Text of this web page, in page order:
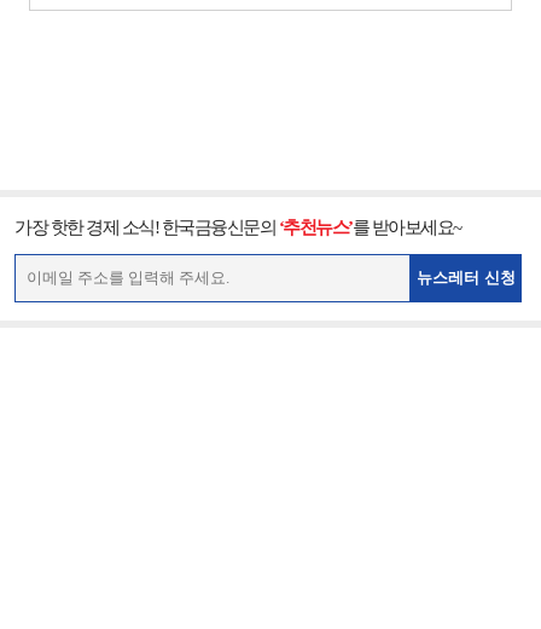
가장 핫한 경제 소식! 한국금융신문의 ‘추천뉴스’를 받아보세요~
뉴스레터 신청